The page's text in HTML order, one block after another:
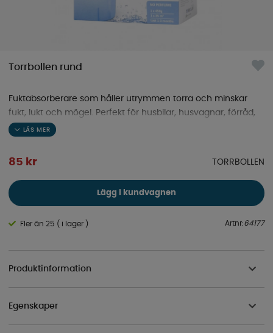
Torrbollen rund
Fuktabsorberare som håller utrymmen torra och minskar
fukt, lukt och mögel. Perfekt för husbilar, husvagnar, förråd,
källare och andra fuktiga miljöer.
85 kr TORRBOLLEN
Lägg i kundvagnen
Fler än 25 ( i lager ) Artnr:64177
Produktinformation
Egenskaper